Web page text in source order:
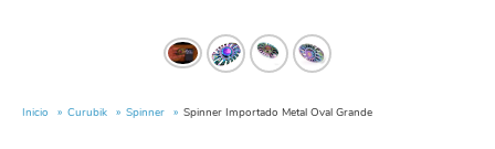
Inicio Curubik Spinner Spinner Importado Metal Oval Grande